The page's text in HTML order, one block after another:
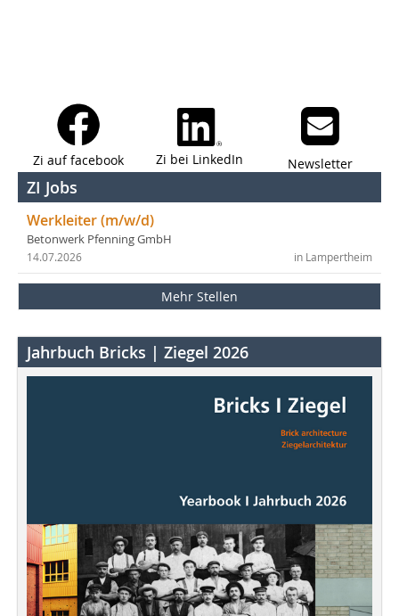
Zi auf facebook Zi bei LinkedIn Newsletter
ZI Jobs
Werkleiter (m/w/d)
Betonwerk Pfenning GmbH
in Lampertheim
14.07.2026
Mehr Stellen
Jahrbuch Bricks | Ziegel 2026